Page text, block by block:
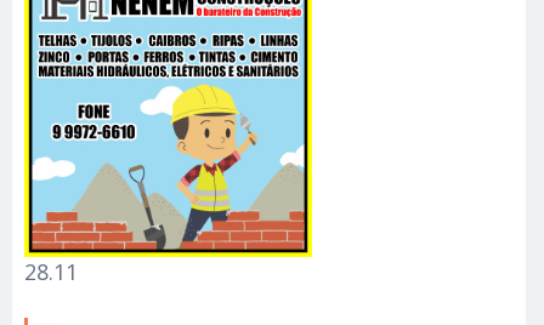
28.11